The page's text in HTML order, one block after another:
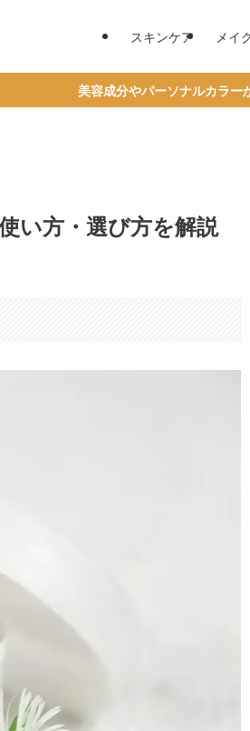
スキンケア メイ
分やパーソナルカラーからベストコスメ
い方・選び方を解説